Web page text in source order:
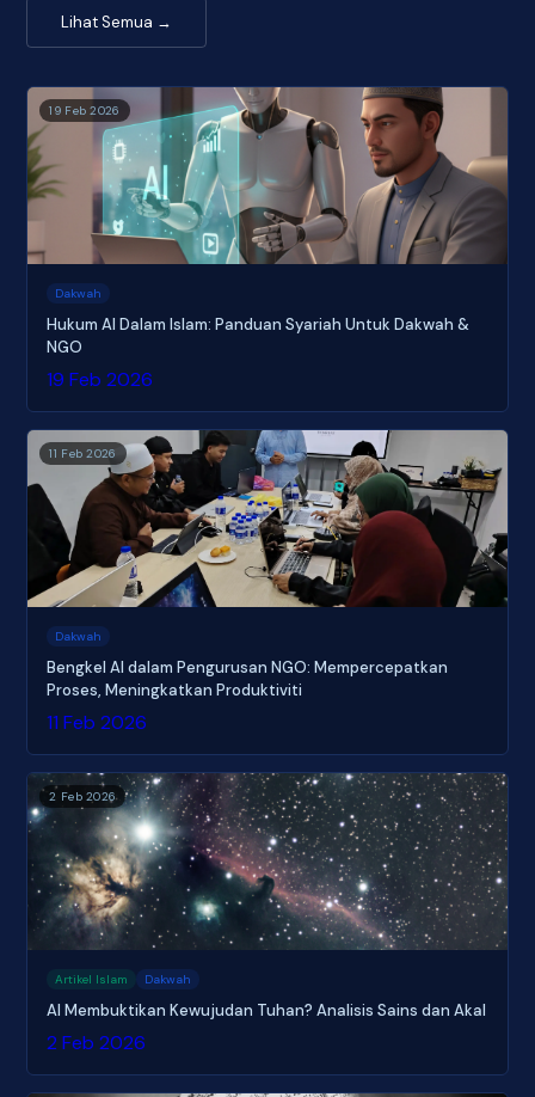
Lihat Semua →
19 Feb 2026
Dakwah
Hukum AI Dalam Islam: Panduan Syariah Untuk Dakwah &
NGO
19 Feb 2026
11 Feb 2026
Dakwah
Bengkel AI dalam Pengurusan NGO: Mempercepatkan
Proses, Meningkatkan Produktiviti
11 Feb 2026
2 Feb 2026
Artikel Islam Dakwah
AI Membuktikan Kewujudan Tuhan? Analisis Sains dan Akal
2 Feb 2026